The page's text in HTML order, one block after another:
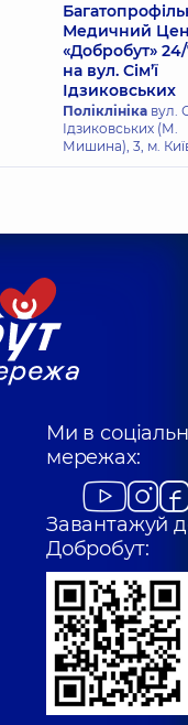
Медичний
«Добробут»
на вул. Сім’ї
Ідзиковських
Поліклініка вул.
Ідзиковських (М.
Мишина), 3, м.
Ми в
мережах:
Завантажуй
Добробут: